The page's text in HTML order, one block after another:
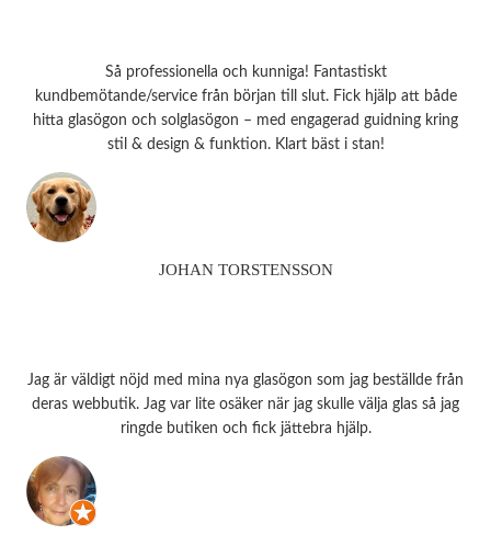
Så professionella och kunniga! Fantastiskt
kundbemötande/service från början till slut. Fick hjälp att både
hitta glasögon och solglasögon – med engagerad guidning kring
stil & design & funktion. Klart bäst i stan!
JOHAN TORSTENSSON
Jag är väldigt nöjd med mina nya glasögon som jag beställde från
deras webbutik. Jag var lite osäker när jag skulle välja glas så jag
ringde butiken och fick jättebra hjälp.